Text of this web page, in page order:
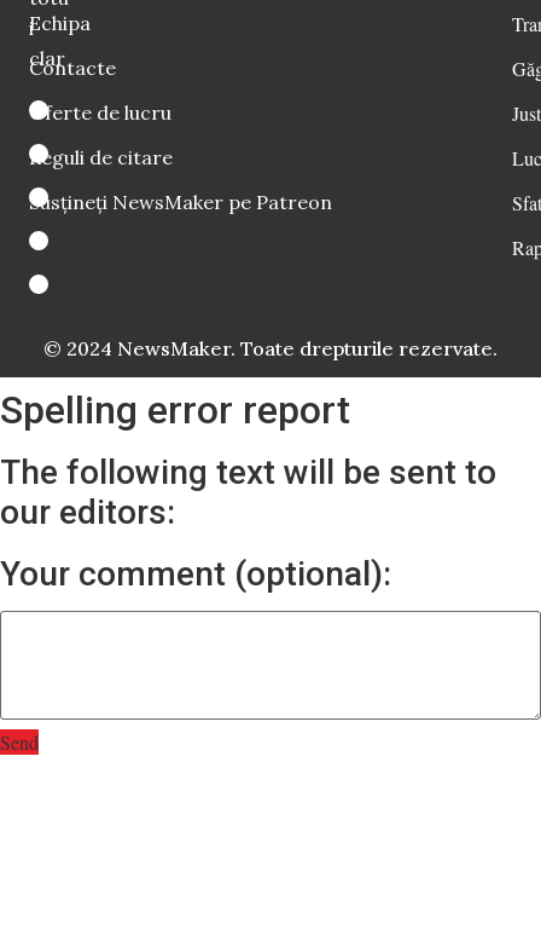
i
clar
Echipa
Contacte
Oferte de lucru
Reguli de citare
Susțineți NewsMaker pe Patreon
© 2024 NewsMaker. Toate drepturile rezervate.
Spelling error report
The following text will be sent to
our editors:
Your comment (optional):
Send